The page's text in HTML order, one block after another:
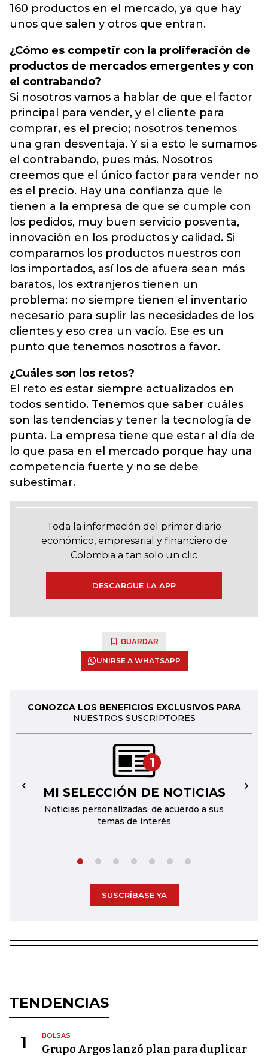
160 productos en el mercado, ya que hay
unos que salen y otros que entran.
¿Cómo es competir con la proliferación de
productos de mercados emergentes y con
el contrabando?
Si nosotros vamos a hablar de que el factor
principal para vender, y el cliente para
comprar, es el precio; nosotros tenemos
una gran desventaja. Y si a esto le sumamos
el contrabando, pues más. Nosotros
creemos que el único factor para vender no
es el precio. Hay una confianza que le
tienen a la empresa de que se cumple con
los pedidos, muy buen servicio posventa,
innovación en los productos y calidad. Si
comparamos los productos nuestros con
los importados, así los de afuera sean más
baratos, los extranjeros tienen un
problema: no siempre tienen el inventario
necesario para suplir las necesidades de los
clientes y eso crea un vacío. Ese es un
punto que tenemos nosotros a favor.
¿Cuáles son los retos?
El reto es estar siempre actualizados en
todos sentido. Tenemos que saber cuáles
son las tendencias y tener la tecnología de
punta. La empresa tiene que estar al día de
lo que pasa en el mercado porque hay una
competencia fuerte y no se debe
subestimar.
Toda la información del primer diario
económico, empresarial y financiero de
Colombia a tan solo un clic
DESCARGUE LA APP
GUARDAR
UNIRSE A WHATSAPP
CONOZCA LOS BENEFICIOS EXCLUSIVOS PARA
NUESTROS SUSCRIPTORES
1
MI SELECCIÓN DE NOTICIAS
Noticias personalizadas, de acuerdo a sus
temas de interés
← →
SUSCRÍBASE YA
TENDENCIAS
1 BOLSAS
Grupo Argos lanzó plan para duplicar